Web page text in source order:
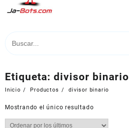
Etiqueta: divisor binario
Inicio Productos divisor binario
Mostrando el único resultado